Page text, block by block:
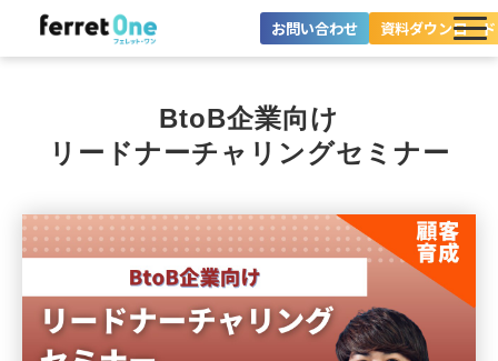
お問い合わせ 資料ダウンロード
ツール・機能一覧
導入事例
料金プラン
BtoB企業向け
リードナーチャリングセミナー